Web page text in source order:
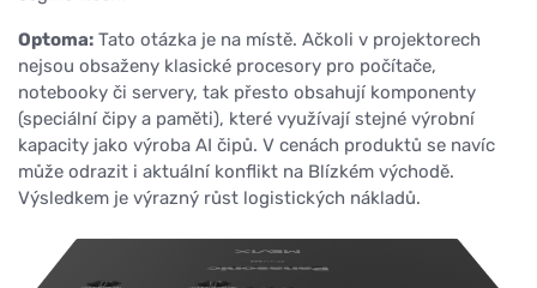
Optoma: Tato otázka je na místě. Ačkoli v projektorech
nejsou obsaženy klasické procesory pro počítače,
notebooky či servery, tak přesto obsahují komponenty
(speciální čipy a paměti), které využívají stejné výrobní
kapacity jako výroba AI čipů. V cenách produktů se navíc
může odrazit i aktuální konflikt na Blízkém východě.
Výsledkem je výrazný růst logistických nákladů.